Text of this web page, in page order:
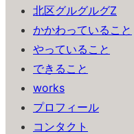
北区グルグルグZ
かかわっていること
やっていること
できること
works
プロフィール
コンタクト